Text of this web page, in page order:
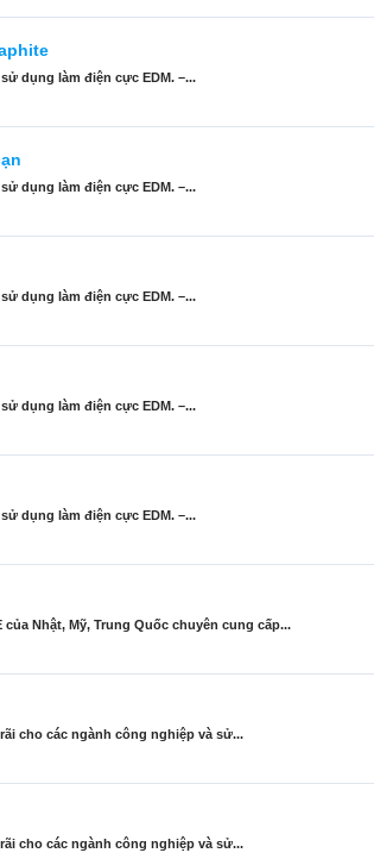
dụng làm điện cực EDM. –...
dụng làm điện cực EDM. –...
dụng làm điện cực EDM. –...
dụng làm điện cực EDM. –...
dụng làm điện cực EDM. –...
Nhật, Mỹ, Trung Quốc chuyên cung cấp...
cho các ngành công nghiệp và sử...
cho các ngành công nghiệp và sử...